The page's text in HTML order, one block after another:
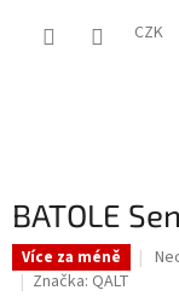
CZK
BATOLE
Více za méně
Značka: QALT